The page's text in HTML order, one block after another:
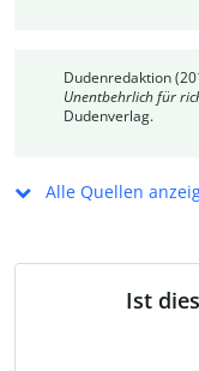
Dudenredaktion
Unentbehrlich für
Dudenverlag.
Alle Quellen
Ist